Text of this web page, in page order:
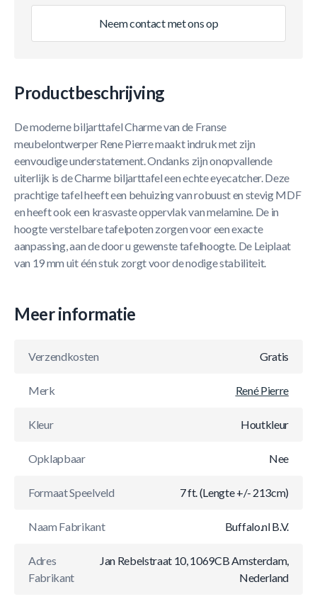
Neem contact met ons op
Productbeschrijving
De moderne biljarttafel Charme van de Franse
meubelontwerper Rene Pierre maakt indruk met zijn
eenvoudige understatement. Ondanks zijn onopvallende
uiterlijk is de Charme biljarttafel een echte eyecatcher. Deze
prachtige tafel heeft een behuizing van robuust en stevig MDF
en heeft ook een krasvaste oppervlak van melamine. De in
hoogte verstelbare tafelpoten zorgen voor een exacte
aanpassing, aan de door u gewenste tafelhoogte. De Leiplaat
van 19 mm uit één stuk zorgt voor de nodige stabiliteit.
Meer informatie
Verzendkosten Gratis
Merk René Pierre
Kleur Houtkleur
Opklapbaar Nee
Formaat Speelveld 7 ft. (Lengte +/- 213cm)
Naam Fabrikant Buffalo.nl B.V.
Adres
Fabrikant
Jan Rebelstraat 10, 1069CB Amsterdam,
Nederland